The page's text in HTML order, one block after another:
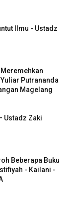
Ilmu - Ustadz
Putrananda
Magelang
Ustadz Zaki
Beberapa Buku
- Kailani -